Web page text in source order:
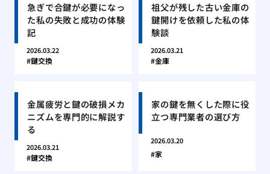
急ぎで合鍵が必要になっ
た私の失敗と成功の体験
記
2026.03.22
鍵交換
祖父が残した古い金庫の
鍵開けを依頼した私の体
験談
2026.03.21
金庫
金属疲労と鍵の破損メカ
ニズムを専門的に解説す
る
2026.03.21
鍵交換
家の鍵を無くした際に役
立つ専門業者の選び方
2026.03.20
家